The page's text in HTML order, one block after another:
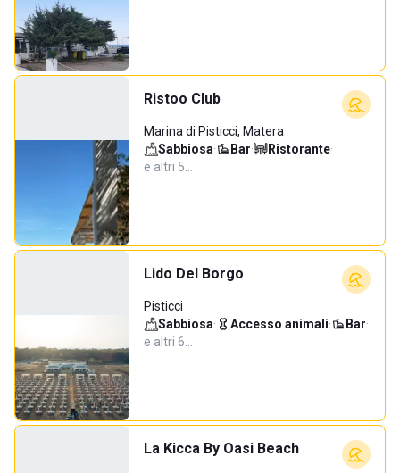
Ristoo Club
Marina di Pisticci, Matera
Sabbiosa· Bar· Ristorante·
e altri 5…
Lido Del Borgo
Pisticci
Sabbiosa· Accesso animali· Bar·
e altri 6…
La Kicca By Oasi Beach